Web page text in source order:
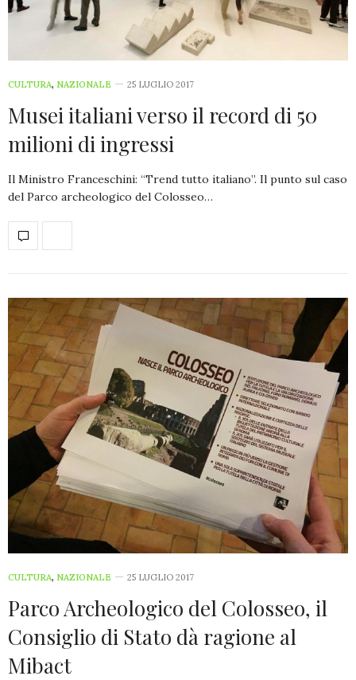
CULTURA, NAZIONALE 25 LUGLIO 2017
Musei italiani verso il record di 50
milioni di ingressi
Il Ministro Franceschini: “Trend tutto italiano”. Il punto sul caso
del Parco archeologico del Colosseo…
CULTURA, NAZIONALE 25 LUGLIO 2017
Parco Archeologico del Colosseo, il
Consiglio di Stato dà ragione al
Mibact